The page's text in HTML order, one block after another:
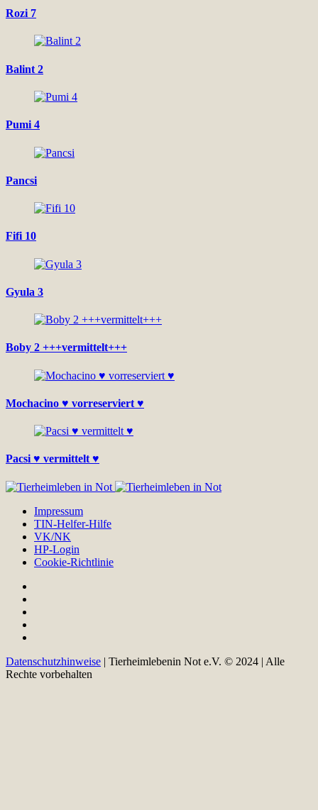
Rozi 7
Balint 2
Pumi 4
Pancsi
Fifi 10
Gyula 3
Boby 2 +++vermittelt+++
Mochacino ♥ vorreserviert ♥
Pacsi ♥ vermittelt ♥
Impressum
TIN-Helfer-Hilfe
VK/NK
HP-Login
Cookie-Richtlinie
Datenschutzhinweise | Tierheimlebenin Not e.V. © 2024 | Alle
Rechte vorbehalten